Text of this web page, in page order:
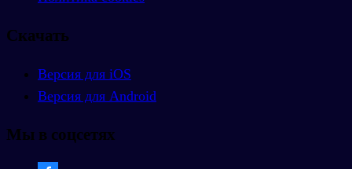
Скачать
Версия для iOS
Версия для Android
Мы в соцсетях